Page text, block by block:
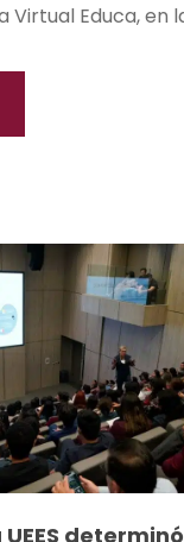
Educa, en